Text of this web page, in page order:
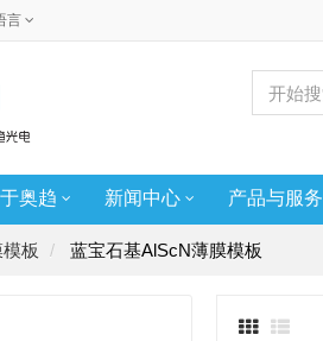
言
奥趋 新闻中心 产品与服务
板 蓝宝石基AlScN薄膜模板